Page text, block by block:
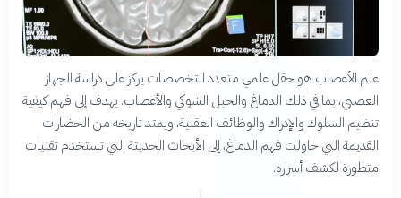
علم الأعصاب هو حقل علمي متعدد التخصصات يركز على دراسة الجهاز
العصبي، بما في ذلك الدماغ والحبل الشوكي والأعصاب. يهدف إلى فهم كيفية
تنظيم السلوك والإدراك والوظائف العقلية، ويمتد تاريخه من الحضارات
القديمة التي حاولت فهم الدماغ، إلى الأبحاث الحديثة التي تستخدم تقنيات
متطورة لكشف أسراره.